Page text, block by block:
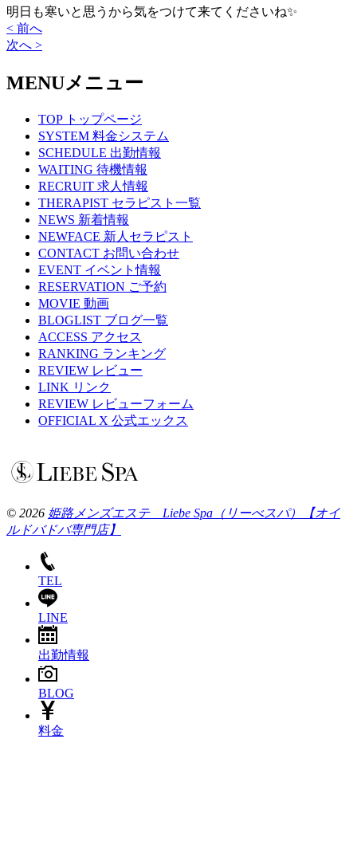
明日も寒いと思うから気をつけて来てくださいね✨️
< 前へ
次へ >
MENUメニュー
TOP トップページ
SYSTEM 料金システム
SCHEDULE 出勤情報
WAITING 待機情報
RECRUIT 求人情報
THERAPIST セラピスト一覧
NEWS 新着情報
NEWFACE 新人セラピスト
CONTACT お問い合わせ
EVENT イベント情報
RESERVATION ご予約
MOVIE 動画
BLOGLIST ブログ一覧
ACCESS アクセス
RANKING ランキング
REVIEW レビュー
LINK リンク
REVIEW レビューフォーム
OFFICIAL X 公式エックス
© 2026 姫路メンズエステ Liebe Spa（リーべスパ）【オイ
ルドバドバ専門店】
TEL
LINE
出勤情報
BLOG
料金